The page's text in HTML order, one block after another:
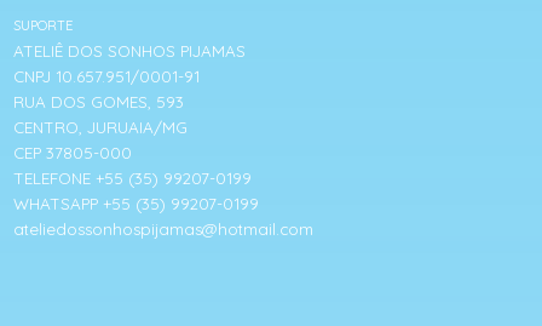
SUPORTE
ATELIÊ DOS SONHOS PIJAMAS
CNPJ 10.657.951/0001-91
RUA DOS GOMES, 593
CENTRO, JURUAIA/MG
CEP 37805-000
TELEFONE +55 (35) 99207-0199
WHATSAPP +55 (35) 99207-0199
ateliedossonhospijamas@hotmail.com